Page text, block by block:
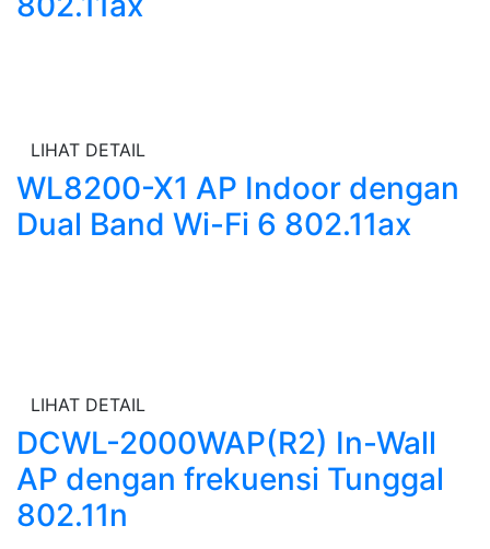
LIHAT DETAIL
WL8200-X1 AP Indoor dengan
Dual Band Wi-Fi 6 802.11ax
LIHAT DETAIL
DCWL-2000WAP(R2) In-Wall
AP dengan frekuensi Tunggal
802.11n